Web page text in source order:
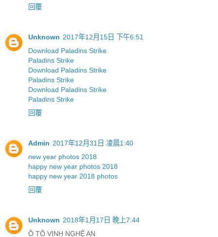
回覆
Unknown 2017年12月15日 下午6:51
Download Paladins Strike
Paladins Strike
Download Paladins Strike
Paladins Strike
Download Paladins Strike
Paladins Strike
回覆
Admin 2017年12月31日 凌晨1:40
new year photos 2018
happy new year photos 2018
happy new year 2018 photos
回覆
Unknown 2018年1月17日 晚上7:44
Ô TÔ VINH NGHỆ AN